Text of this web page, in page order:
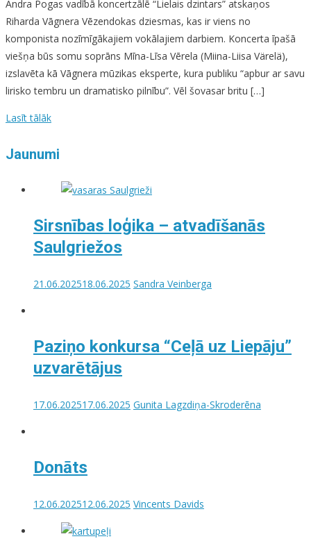
Andra Pogas vadībā koncertzālē “Lielais dzintars” atskaņos
Riharda Vāgnera Vēzendokas dziesmas, kas ir viens no
komponista nozīmīgākajiem vokālajiem darbiem. Koncerta īpašā
viešņa būs somu soprāns Mīna-Līsa Vērela (Miina-Liisa Värelä),
izslavēta kā Vāgnera mūzikas eksperte, kura publiku “apbur ar savu
lirisko tembru un dramatisko pilnību”. Vēl šovasar britu […]
Lasīt tālāk
Jaunumi
Sirsnības loģika – atvadīšanās
Saulgriežos
21.06.202518.06.2025 Sandra Veinberga
Paziņo konkursa “Ceļā uz Liepāju”
uzvarētājus
17.06.202517.06.2025 Gunita Lagzdiņa-Skroderēna
Donāts
12.06.202512.06.2025 Vincents Davids